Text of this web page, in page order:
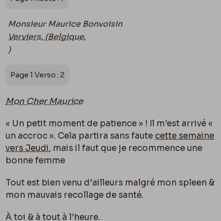
Monsieur Maurice Bonvoisin
Verviers. (Belgique.
)
Page 1 Verso : 2
Mon Cher Maurice
« Un petit moment de patience » ! Il m’est arrivé «
un accroc ». Cela partira sans faute cette semaine
vers Jeudi, mais il faut que je recommence une
bonne femme
Tout est bien venu d’ailleurs malgré mon spleen &
mon mauvais recollage de santé.
À toi & à tout à l’heure.